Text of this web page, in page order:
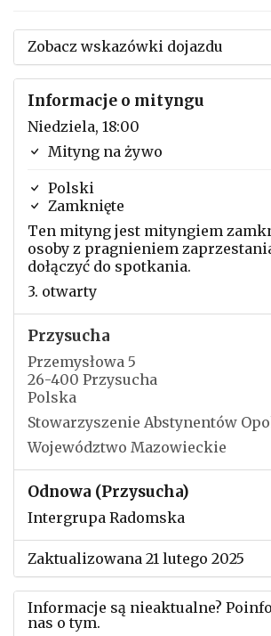
Zobacz wskazówki dojazdu
Informacje o mityngu
Niedziela, 18:00
Mityng na żywo
Polski
Zamknięte
Ten mityng jest mityngiem
osoby z pragnieniem
dołączyć do spotkania.
3. otwarty
Przysucha
Przemysłowa 5
26-400 Przysucha
Polska
Stowarzyszenie Abstynentów
Województwo Mazowieckie
Odnowa (Przysucha)
Intergrupa Radomska
Zaktualizowana 21 lutego 2025
Informacje są nieaktualne?
nas o tym.